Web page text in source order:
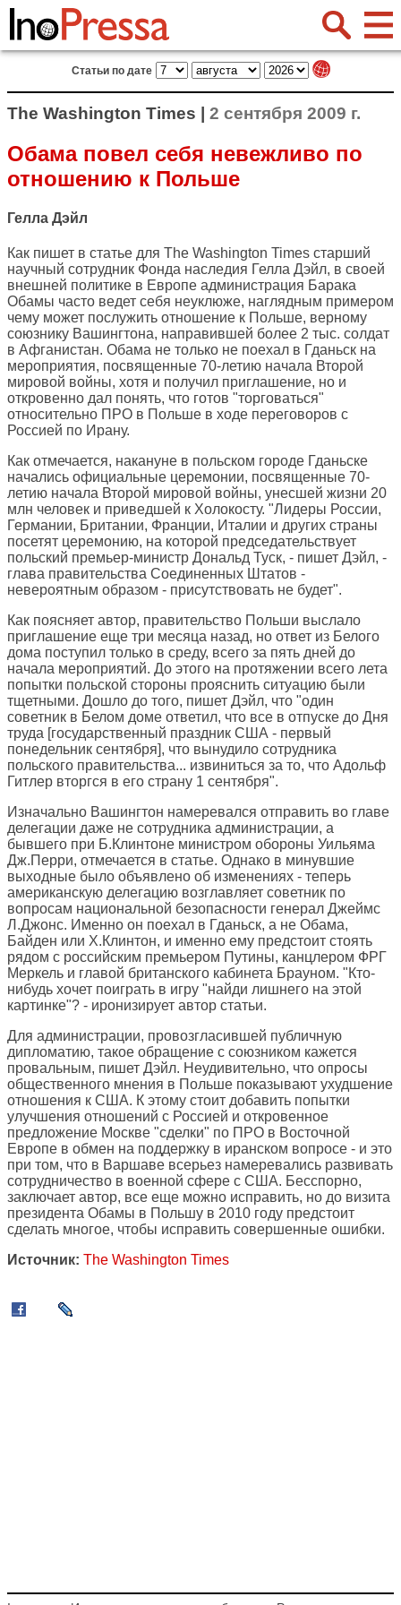
Статьи по дате
The Washington Times | 2 сентября 2009 г.
Обама повел себя невежливо по
отношению к Польше
Гелла Дэйл
Как пишет в статье для The Washington Times старший
научный сотрудник Фонда наследия Гелла Дэйл, в своей
внешней политике в Европе администрация Барака
Обамы часто ведет себя неуклюже, наглядным примером
чему может послужить отношение к Польше, верному
союзнику Вашингтона, направившей более 2 тыс. солдат
в Афганистан. Обама не только не поехал в Гданьск на
мероприятия, посвященные 70-летию начала Второй
мировой войны, хотя и получил приглашение, но и
откровенно дал понять, что готов "торговаться"
относительно ПРО в Польше в ходе переговоров с
Россией по Ирану.
Как отмечается, накануне в польском городе Гданьске
начались официальные церемонии, посвященные 70-
летию начала Второй мировой войны, унесшей жизни 20
млн человек и приведшей к Холокосту. "Лидеры России,
Германии, Британии, Франции, Италии и других страны
посетят церемонию, на которой председательствует
польский премьер-министр Дональд Туск, - пишет Дэйл, -
глава правительства Соединенных Штатов -
невероятным образом - присутствовать не будет".
Как поясняет автор, правительство Польши выслало
приглашение еще три месяца назад, но ответ из Белого
дома поступил только в среду, всего за пять дней до
начала мероприятий. До этого на протяжении всего лета
попытки польской стороны прояснить ситуацию были
тщетными. Дошло до того, пишет Дэйл, что "один
советник в Белом доме ответил, что все в отпуске до Дня
труда [государственный праздник США - первый
понедельник сентября], что вынудило сотрудника
польского правительства... извиниться за то, что Адольф
Гитлер вторгся в его страну 1 сентября".
Изначально Вашингтон намеревался отправить во главе
делегации даже не сотрудника администрации, а
бывшего при Б.Клинтоне министром обороны Уильяма
Дж.Перри, отмечается в статье. Однако в минувшие
выходные было объявлено об изменениях - теперь
американскую делегацию возглавляет советник по
вопросам национальной безопасности генерал Джеймс
Л.Джонс. Именно он поехал в Гданьск, а не Обама,
Байден или Х.Клинтон, и именно ему предстоит стоять
рядом с российским премьером Путины, канцлером ФРГ
Меркель и главой британского кабинета Брауном. "Кто-
нибудь хочет поиграть в игру "найди лишнего на этой
картинке"? - иронизирует автор статьи.
Для администрации, провозгласившей публичную
дипломатию, такое обращение с союзником кажется
провальным, пишет Дэйл. Неудивительно, что опросы
общественного мнения в Польше показывают ухудшение
отношения к США. К этому стоит добавить попытки
улучшения отношений с Россией и откровенное
предложение Москве "сделки" по ПРО в Восточной
Европе в обмен на поддержку в иранском вопросе - и это
при том, что в Варшаве всерьез намеревались развивать
сотрудничество в военной сфере с США. Бесспорно,
заключает автор, все еще можно исправить, но до визита
президента Обамы в Польшу в 2010 году предстоит
сделать многое, чтобы исправить совершенные ошибки.
Источник: The Washington Times